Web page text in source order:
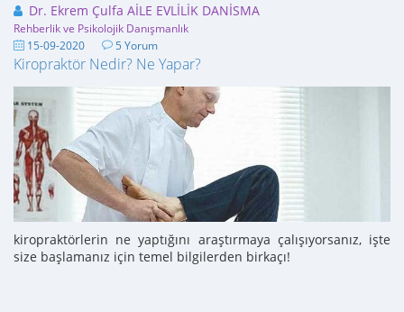
Dr. Ekrem Çulfa AİLE EVLİLİK DANİSMA
Rehberlik ve Psikolojik Danışmanlık
15-09-2020 5 Yorum
Kiropraktör Nedir? Ne Yapar?
kiropraktörlerin ne yaptığını araştırmaya çalışıyorsanız, işte
size başlamanız için temel bilgilerden birkaçı!